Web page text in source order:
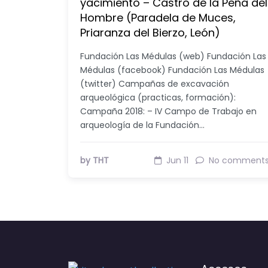
Hombre (Paradela de Muces,
Priaranza del Bierzo, León)
Fundación Las Médulas (web) Fundación Las
Médulas (facebook) Fundación Las Médulas
(twitter) Campañas de excavación
arqueológica (practicas, formación):
Campaña 2018: – IV Campo de Trabajo en
arqueología de la Fundación…
by THT Jun 11 No